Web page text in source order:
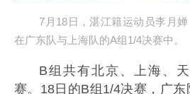
7月18日，湛江籍运动员李月婵
在广东队与上海队的A组1/4决赛中。
B组共有北京、上海、
赛。18日的B组1/4决赛，广